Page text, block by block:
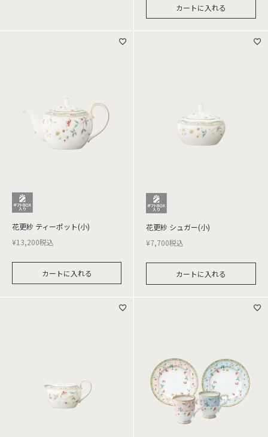
カートに入れる
花更紗 ティーポット(小)
¥13,200税込
カートに入れる
花更紗 シュガー(小)
¥7,700税込
カートに入れる